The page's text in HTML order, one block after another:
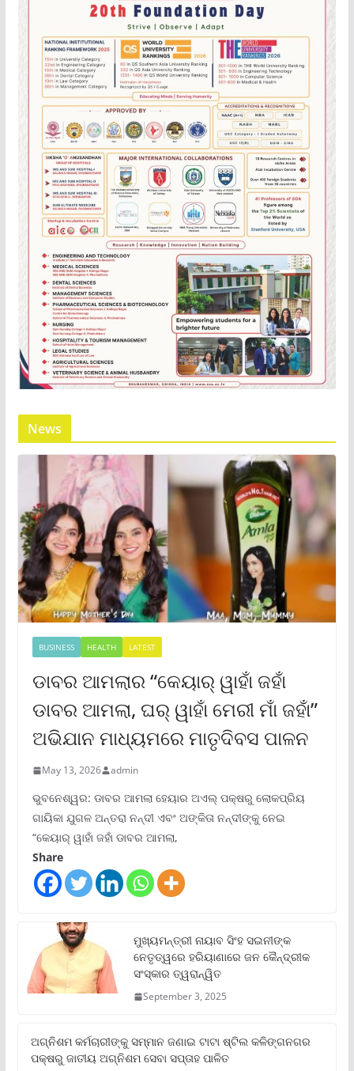
News
BUSINESS HEALTH LATEST
ଡାବର ଆମଲାର “କେୟାର୍ ୱାହାଁ ଜହାଁ
ଡାବର ଆମଲା, ଘର୍ ୱାହାଁ ମେରୀ ମାଁ ଜହାଁ”
ଅଭିଯାନ ମାଧ୍ୟମରେ ମାତୃଦିବସ ପାଳନ
May 13, 2026 admin
ଭୁବନେଶ୍ୱର: ଡାବର ଆମଲା ହେୟାର ଅଏଲ୍ ପକ୍ଷରୁ ଲୋକପ୍ରିୟ
ଗାୟିକା ଯୁଗଳ ଅନ୍ତରା ନନ୍ଦୀ ଏବଂ ଅଙ୍କିତା ନନ୍ଦୀଙ୍କୁ ନେଇ
“କେୟାର୍ ୱାହାଁ ଜହାଁ ଡାବର ଆମଲା,
Share
ମୁଖ୍ୟମନ୍ତ୍ରୀ ନାୟାବ ସିଂହ ସଇନୀଙ୍କ
ନେତୃତ୍ୱରେ ହରିୟାଣାରେ ଜନ କୈନ୍ଦ୍ରୀକ
ସଂସ୍କାର ତ୍ୱରାନ୍ୱିତ
September 3, 2025
ଅଗ୍ନିଶମ କର୍ମଚାରୀଙ୍କୁ ସମ୍ମାନ ଜଣାଇ ଟାଟା ଷ୍ଟିଲ କଳିଙ୍ଗନଗର
ପକ୍ଷରୁ ଜାତୀୟ ଅଗ୍ନିଶମ ସେବା ସପ୍ତାହ ପାଳିତ